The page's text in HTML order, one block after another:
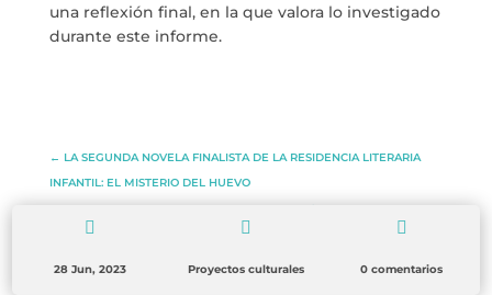
una reflexión final, en la que valora lo investigado
durante este informe.
← LA SEGUNDA NOVELA FINALISTA DE LA RESIDENCIA LITERARIA
INFANTIL: EL MISTERIO DEL HUEVO
Somos transparentes

28 Jun, 2023

Proyectos culturales

0 comentarios